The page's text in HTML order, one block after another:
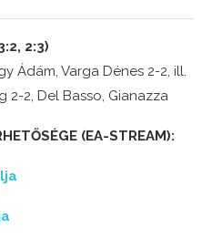
2:3)
Ádám, Varga Dénes 2-2, ill.
2-2, Del Basso, Gianazza
(EA-STREAM):